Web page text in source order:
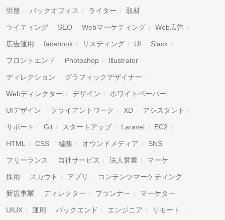
労務 バックオフィス ライター 取材
ライティング SEO Webマーケティング Web広告
広告運用 facebook リスティング UI Slack
フロントエンド Photoshop Illustrator
ディレクション グラフィックデザイナー
Webディレクター デザイン ホワイトペーパー
UIデザイン クライアントワーク XD アシスタント
サポート Git スタートアップ Laravel EC2
HTML CSS 編集 オウンドメディア SNS
フリーランス 自社サービス 法人営業 マーケ
採用 スカウト アプリ コンテンツマーケティング
新規事業 ディレクター プランナー マーケター
UIUX 運用 バックエンド エンジニア リモート